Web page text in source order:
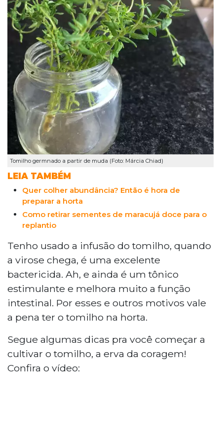
Tomilho germnado a partir de muda (Foto: Márcia Chiad)
LEIA TAMBÉM
Quer colher abundância? Então é hora de
preparar a horta
Como retirar sementes de maracujá doce para o
replantio
Tenho usado a infusão do tomilho, quando
a virose chega, é uma excelente
bactericida. Ah, e ainda é um tônico
estimulante e melhora muito a função
intestinal. Por esses e outros motivos vale
a pena ter o tomilho na horta.
Segue algumas dicas pra você começar a
cultivar o tomilho, a erva da coragem!
Confira o vídeo: